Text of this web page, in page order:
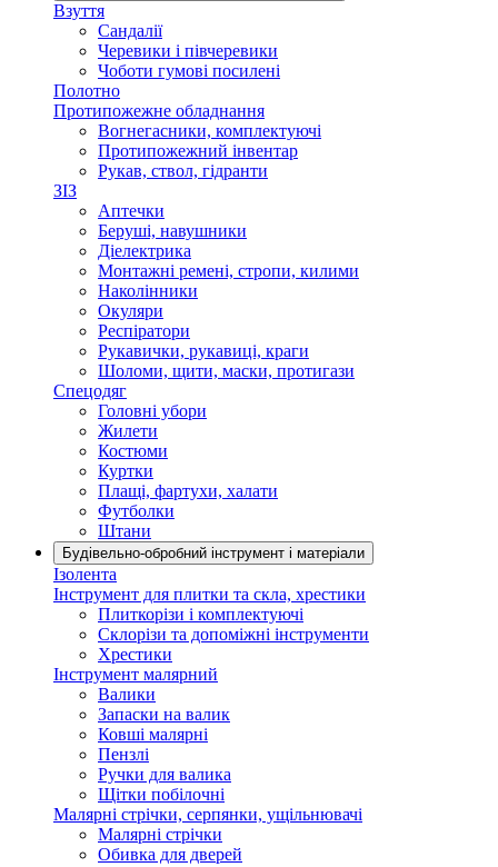
Взуття
Сандалії
Черевики і півчеревики
Чоботи гумові посилені
Полотно
Протипожежне обладнання
Вогнегасники, комплектуючі
Протипожежний інвентар
Рукав, ствол, гідранти
ЗІЗ
Аптечки
Беруші, навушники
Діелектрика
Монтажні ремені, стропи, килими
Наколінники
Окуляри
Респіратори
Рукавички, рукавиці, краги
Шоломи, щити, маски, протигази
Спецодяг
Головні убори
Жилети
Костюми
Куртки
Плащі, фартухи, халати
Футболки
Штани
Будівельно-обробний інструмент і матеріали
Ізолента
Інструмент для плитки та скла, хрестики
Плиткорізи і комплектуючі
Склорізи та допоміжні інструменти
Хрестики
Інструмент малярний
Валики
Запаски на валик
Ковші малярні
Пензлі
Ручки для валика
Щітки побілочні
Малярні стрічки, серпянки, ущільнювачі
Малярні стрічки
Обивка для дверей